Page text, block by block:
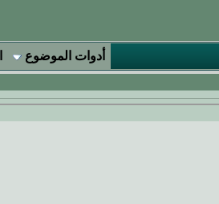
أدوات الموضوع